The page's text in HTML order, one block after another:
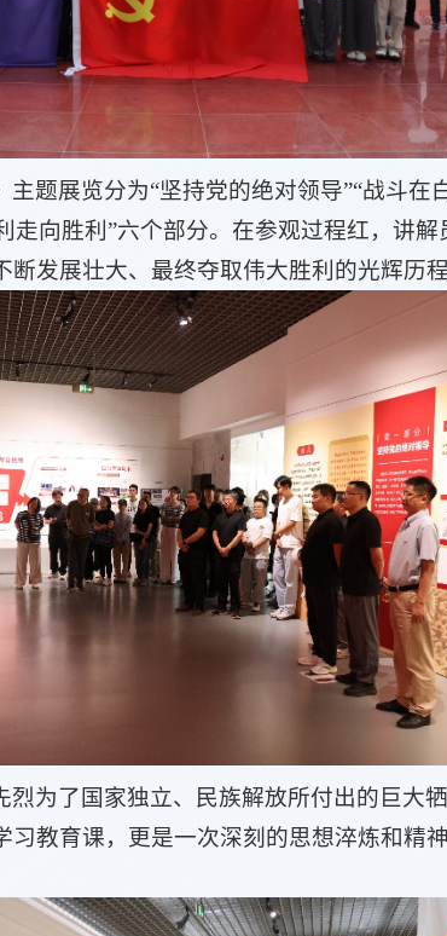
题展览分为“坚持党的绝对领导”“战斗在
走向胜利”六个部分。在参观过程红，讲解
发展壮大、最终夺取伟大胜利的光辉历程
为了国家独立、民族解放所付出的巨大
教育课，更是一次深刻的思想淬炼和精